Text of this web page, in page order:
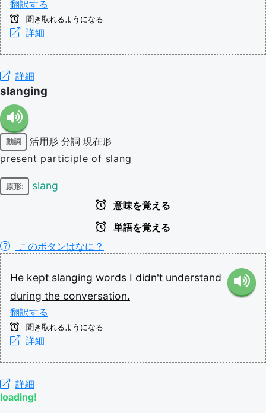
翻訳する
聞き取れるようになる
詳細
詳細
slanging
動詞 活用形 分詞 現在形
present participle of slang
原形: slang
意味を覚える
単語を覚える
このボタンはなに？
He kept slanging words I didn't understand
during the conversation.
翻訳する
聞き取れるようになる
詳細
詳細
loading!